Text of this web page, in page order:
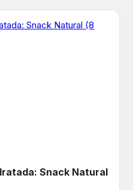
Snack Natural